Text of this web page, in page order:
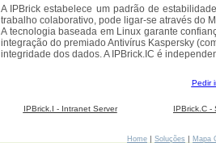
A IPBrick estabelece um padrão de
trabalho colaborativo, pode ligar-se através do
A tecnologia baseada em Linux garante
integração do premiado Antivírus Kaspersky
integridade dos dados. A IPBrick.IC é
Pedir
IPBrick.I - Intranet Server IPBrick.C -
Home | Soluções | Mapa